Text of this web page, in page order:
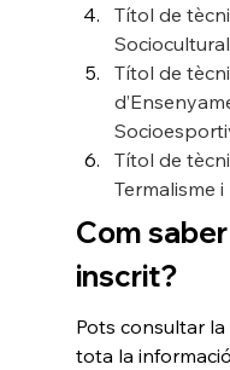
Títol de
Títol de
Títol de
Termalisme
Com
inscrit?
Pots consultar
tota la